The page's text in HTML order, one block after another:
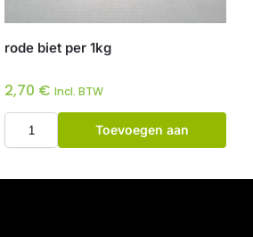
rode biet per 1kg
2,70 € Incl. BTW
Toevoegen aan